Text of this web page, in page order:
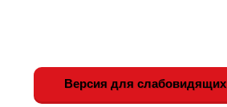
Версия для слабовидящих